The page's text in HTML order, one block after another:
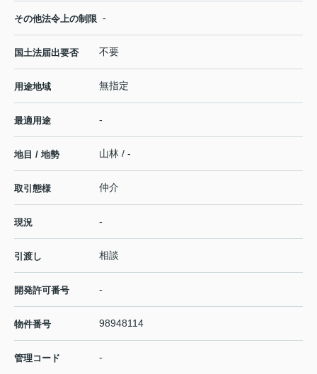
その他法令上の制限 -
国土法届出要否 不要
用途地域 無指定
最適用途 -
地目 / 地勢 山林 / -
取引態様 仲介
現況 -
引渡し 相談
開発許可番号 -
物件番号 98948114
管理コード -